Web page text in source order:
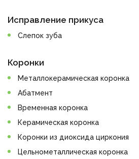
Исправление прикуса
Слепок зуба
Коронки
Металлокерамическая коронка
Абатмент
Временная коронка
Керамическая коронка
Коронки из диоксида циркония
Цельнометаллическая коронка